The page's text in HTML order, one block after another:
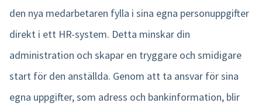
den nya medarbetaren fylla i sina egna personuppgifter
direkt i ett HR-system. Detta minskar din
administration och skapar en tryggare och smidigare
start för den anställda. Genom att ta ansvar för sina
egna uppgifter, som adress och bankinformation, blir